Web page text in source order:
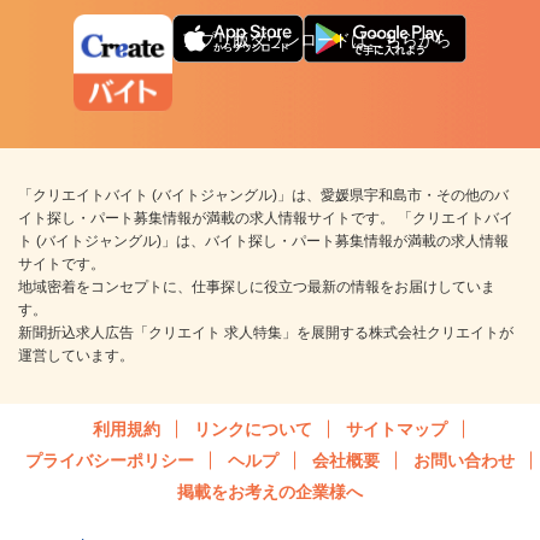
アプリ版ダウンロードはこちらから
「クリエイトバイト (バイトジャングル)」は、愛媛県宇和島市・その他のバ
イト探し・パート募集情報が満載の求人情報サイトです。 「クリエイトバイ
ト (バイトジャングル)」は、バイト探し・パート募集情報が満載の求人情報
サイトです。
地域密着をコンセプトに、仕事探しに役立つ最新の情報をお届けしていま
す。
新聞折込求人広告「クリエイト 求人特集」を展開する株式会社クリエイトが
運営しています。
利用規約 リンクについて
サイトマップ
プライバシーポリシー
ヘルプ 会社概要
お問い合わせ
掲載をお考えの企業様へ